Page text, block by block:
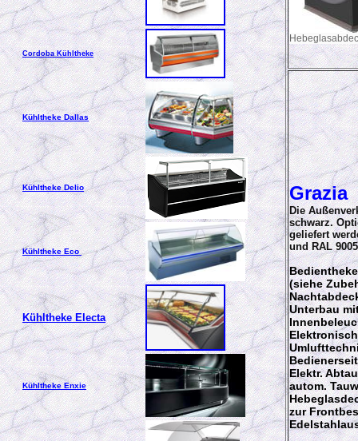
Cordoba Kühltheke
Kühltheke Dallas
Kühltheke Delio
Kühltheke Eco
Kühltheke Electa
Kühltheke Enxie
Die
schwarz.
geliefert
und RAL
(siehe
Unterbau
Elektr.
autom.
zur